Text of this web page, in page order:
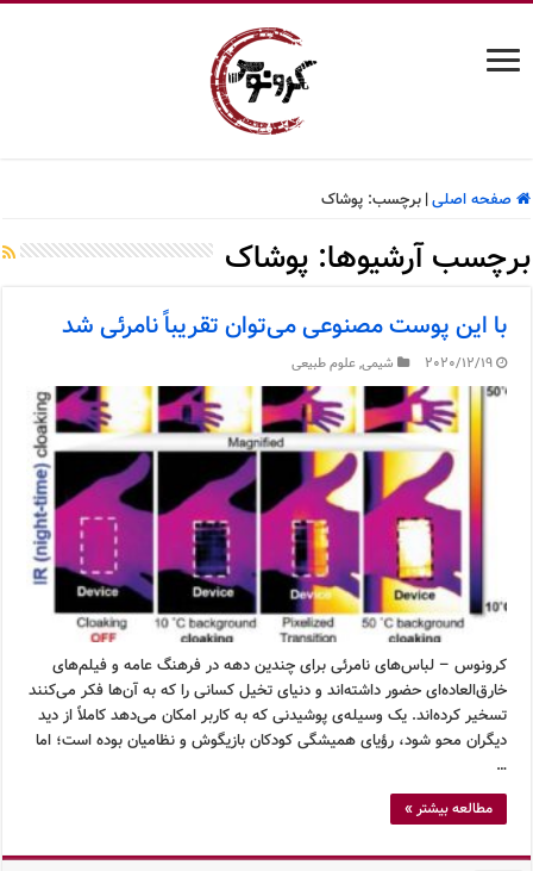
صفحه اصلی| برچسب:پوشاک
برچسب آرشیوها: پوشاک
با این پوست مصنوعی می‌توان تقریباً نامرئی شد
2020/12/19 شیمی,علوم طبیعی
کرونوس – لباس‌های نامرئی برای چندین دهه در فرهنگ عامه و فیلم‌های
خارق‌العاده‌ای حضور داشته‌اند و دنیای تخیل کسانی را که به آن‌ها فکر می‌کنند
تسخیر کرده‌اند. یک وسیله‌ی پوشیدنی که به کاربر امکان می‌دهد کاملاً از دید
دیگران محو شود، رؤیای همیشگی کودکان بازیگوش و نظامیان بوده است؛ اما
…
مطالعه بیشتر »